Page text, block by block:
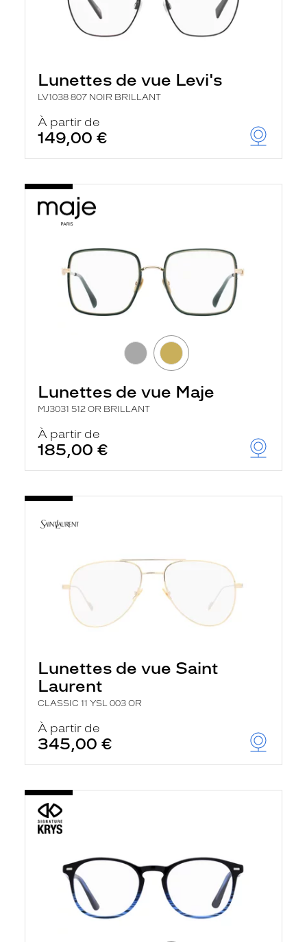
Lunettes de vue Levi's
LV1038 807 NOIR BRILLANT
À partir de
149,00 €
Lunettes de vue Maje
MJ3031 512 OR BRILLANT
À partir de
185,00 €
Lunettes de vue Saint
Laurent
CLASSIC 11 YSL 003 OR
À partir de
345,00 €